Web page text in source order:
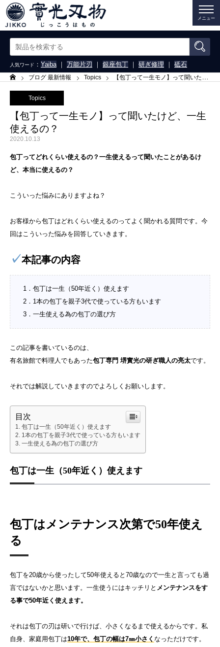
メニュー
人気ワード ： Yaiba｜ 万能片刃 ｜ 銀座包丁 ｜ 研ぎ修理 ｜ 砥石
ーム ブログ 最新情報 Topics 【包丁って一生モノ】って聞いたけど、一生使えるの？
Topics
【包丁って一生モノ】って聞いたけど、一生
使えるの？
2020.10.13
包丁ってどれくらい使えるの？一生使えるって聞いたことがあるけ
ど、本当に使えるの？
こういった悩みにありますよね？
お客様から包丁はどれくらい使えるのってよく聞かれる質問です。今
回はこういった悩みを回答していきます。
✓本記事の内容
1．包丁は一生（50年近く）使えます
2．1本の包丁を親子3代で使っている方もいます
3．一生使える為の包丁の選び方
この記事を書いているのは、
有名旅館で料理人でもあった包丁専門 堺實光の研ぎ職人の亮太です。
それでは解説していきますのでよろしくお願いします。
目次
包丁は一生（50年近く）使えます
1本の包丁を親子3代で使っている方もいます
一生使える為の包丁の選び方
包丁は一生（50年近く）使えます
包丁はメンテナンス次第で50年使え
る
包丁を20歳から使ったして50年使えると70歳なので一生と言っても過
言ではないかと思います。一生使うにはキッチリと メンテナンスをす
る事で50年近く使えます。
それは包丁の刃は研いで行けば、小さくなるまで使えるからです。私
自身、家庭用包丁は10年で、包丁の幅は7㎜小さく なっただけです。